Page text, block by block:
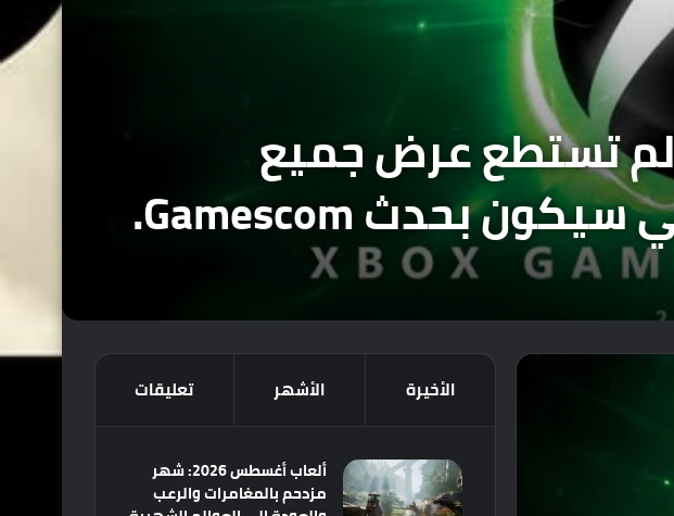
بسبب ضخامة المحتوى منصة Xbox لم تستطع عرض جميع
الأخيرة الأشهر تعليقات
ألعاب أغسطس 2026: شهر
مزدحم بالمغامرات والرعب